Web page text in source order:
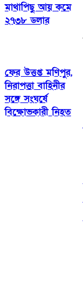
মাথাপিছু আয় কমে
২৭৩৮ ডলার
ফের উত্তপ্ত মণিপুর,
নিরাপত্তা বাহিনীর
সঙ্গে সংঘর্ষে
বিক্ষোভকারী নিহত